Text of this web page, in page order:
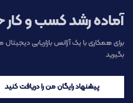
آماده رشد کسب و
برای همکاری با یک آژانس بازاریابی دیجیتال
بگیرید
پیشنهاد رایگان من را دریافت کنید